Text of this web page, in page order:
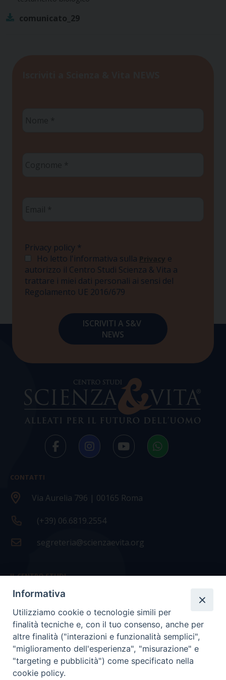
comunicato_29
Privacy policy *
Ho letto l'informativa sulla Privacy e
autorizzo il Centro Studi Scienza & Vita a
trattare i miei dati personali ai sensi del
Regolamento UE 2016/679
CONTATTI
Via Aurelia 796 | 00165 Roma
(+39) 06.6819.2554
segreteria@scienzaevita.org
IL CENTRO STUDI
La nostra storia
Statuto
Presidenza e ufficio presidenza
Consiglio scientifico
Coordinamento nazionale
Informativa
Utilizziamo cookie o tecnologie simili per
finalità tecniche e, con il tuo consenso, anche per
altre finalità ("interazioni e funzionalità semplici",
"miglioramento dell'esperienza", "misurazione" e
"targeting e pubblicità") come specificato nella
cookie policy.